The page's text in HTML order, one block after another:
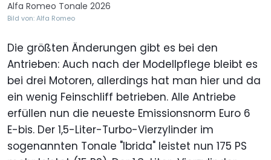
Alfa Romeo Tonale 2026
Bild von: Alfa Romeo
Die größten Änderungen gibt es bei den
Antrieben: Auch nach der Modellpflege bleibt es
bei drei Motoren, allerdings hat man hier und da
ein wenig Feinschliff betrieben. Alle Antriebe
erfüllen nun die neueste Emissionsnorm Euro 6
E-bis. Der 1,5-Liter-Turbo-Vierzylinder im
sogenannten Tonale "Ibrida" leistet nun 175 PS